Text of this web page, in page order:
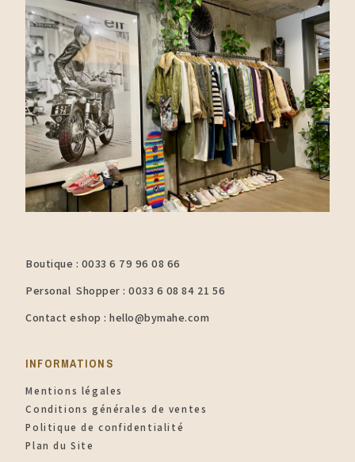
Boutique : 0033 6 79 96 08 66
Personal Shopper : 0033 6 08 84 21 56
Contact eshop : hello@bymahe.com
INFORMATIONS​
Mentions légales
Conditions générales de ventes
Politique de confidentialité
Plan du Site